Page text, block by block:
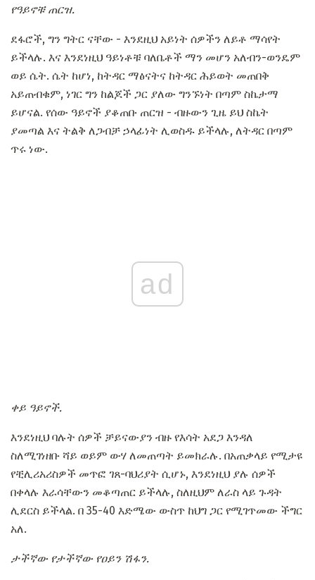
የዓይኖቹ ጠርዝ.
ደፋሮች, ግን ግትር ናቸው - እንደዚህ አይነት ሰዎችን ለይቶ ማሳየት
ይችላሉ. እና እንደነዚህ ዓይነቶቹ ባለቤቶች ማን መሆን አለብን-ወንዴም
ወይ ሴት. ሴት ከሆነ, ከትዳር ማፅናትና ከትዳር ሕይወት መጠበቅ
አይጠብቁም, ነገር ግን ከልጆች ጋር ያለው ግንኙነት በጣም ስኬታማ
ይሆናል. የሰው ዓይኖች ያቆጠቡ ጠርዝ - ብዙውን ጊዜ ይህ ስኬት
ያመጣል እና ትልቅ ለጋብቻ ኃላፊነት ሊወስዱ ይችላሉ, ለትዳር በጣም
ጥሩ ነው.
ad
ቀይ ዓይኖች.
እንደነዚህ ባሉት ሰዎች ቻይናውያን ብዙ የእሳት አደጋ እንዳለ
ስለሚገነዘቡ ሻይ ወይም ውሃ ለመጠጣት ይመክራሉ. በአጠቃላይ የሚታዩ
የቺሊሪአሪስዎች መጥፎ ገጸ-ባህሪያት ሲሆኑ, እንደነዚህ ያሉ ሰዎች
በቀላሉ እራሳቸውን መቆጣጠር ይችላሉ, ስለዚህም ለራስ ላይ ጉዳት
ሊደርስ ይችላል. በ 35-40 እድሜው ውስጥ ከህግ ጋር የሚገጥመው ችግር
አለ.
ታችኛው የታችኛው የዐይን ሽፋን.